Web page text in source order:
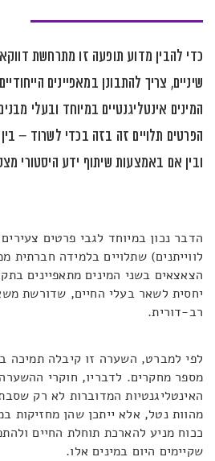
כדי להבין מדוע תופעה זו מתרחשת דווקא
שיניים, צריך להתבונן במאפיינים
המינים אינטליגנטיים במיוחד ובעלי
הפרטים תלויים זה בזה בכדי לשרוד –
ובין אם באמצעות שיתוף ידע היסטורי
הדבר נכון במיוחד לגבי פרטים צעירים
לווייתנים) שתלויים בלמידה חברתית
הצאצאים בשני המינים מתאפיינים
יחסית לשאר בעלי החיים, שדורשת
רב-דורית.
לפי למברט, השערה זו קיבלה תמיכה
מספר מחקרים. לדבריו, חוקרי
האינטליגנטיות המדוברות לא רק
מהוות נטל, אלא ייתכן שהן מחזיקות
ככוח מניע להארכת תוחלת החיים
שקיימים היום במינים אלו.